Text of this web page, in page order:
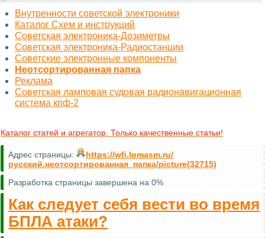
Внутренности советской электроники
Каталог Схем и инструкций
Советская электроника-Дозиметры
Советская электроника-Радиостанции
Советские электронные компоненты
Неотсортированная папка
Реклама
Советская ламповая судовая радионавигационная
система кпф-2
Каталог статей и агрегатор. Только качественные статьи!
Адрес страницы:
https://wfi.lomasm.ru/
русский.неотсортированная_папка/picture(32715)
Разработка страницы завершена на 0%
Как следует себя вести во время
БПЛА атаки?